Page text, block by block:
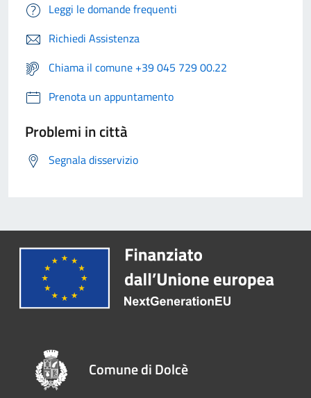
Leggi le domande frequenti
Richiedi Assistenza
Chiama il comune +39 045 729 00.22
Prenota un appuntamento
Problemi in città
Segnala disservizio
Comune di Dolcè